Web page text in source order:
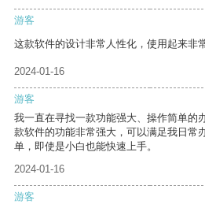
游客
这款软件的设计非常人性化，使用起来非
2024-01-16
游客
我一直在寻找一款功能强大、操作简单的
款软件的功能非常强大，可以满足我日常
单，即使是小白也能快速上手。
2024-01-16
游客